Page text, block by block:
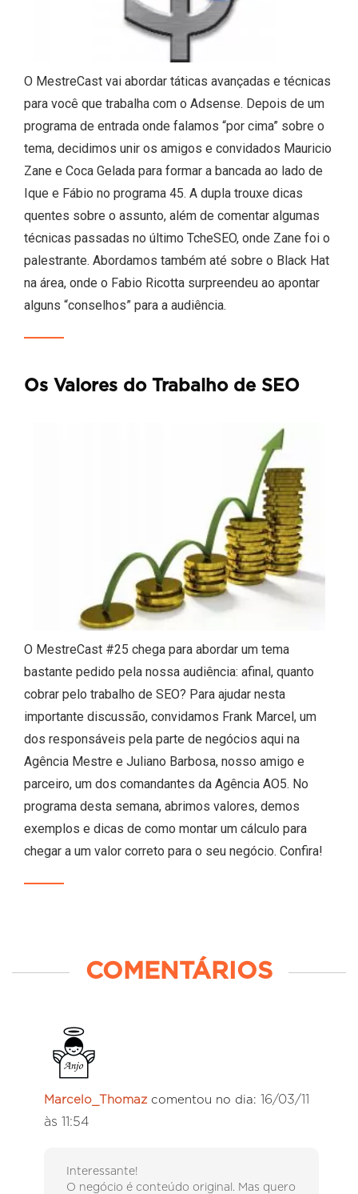
O MestreCast vai abordar táticas avançadas e técnicas
para você que trabalha com o Adsense. Depois de um
programa de entrada onde falamos “por cima” sobre o
tema, decidimos unir os amigos e convidados Mauricio
Zane e Coca Gelada para formar a bancada ao lado de
Ique e Fábio no programa 45. A dupla trouxe dicas
quentes sobre o assunto, além de comentar algumas
técnicas passadas no último TcheSEO, onde Zane foi o
palestrante. Abordamos também até sobre o Black Hat
na área, onde o Fabio Ricotta surpreendeu ao apontar
alguns “conselhos” para a audiência.
Os Valores do Trabalho de SEO
O MestreCast #25 chega para abordar um tema
bastante pedido pela nossa audiência: afinal, quanto
cobrar pelo trabalho de SEO? Para ajudar nesta
importante discussão, convidamos Frank Marcel, um
dos responsáveis pela parte de negócios aqui na
Agência Mestre e Juliano Barbosa, nosso amigo e
parceiro, um dos comandantes da Agência AO5. No
programa desta semana, abrimos valores, demos
exemplos e dicas de como montar um cálculo para
chegar a um valor correto para o seu negócio. Confira!
COMENTÁRIOS
Marcelo_Thomaz comentou no dia: 16/03/11
às 11:54
Interessante!
O negócio é conteúdo original. Mas quero